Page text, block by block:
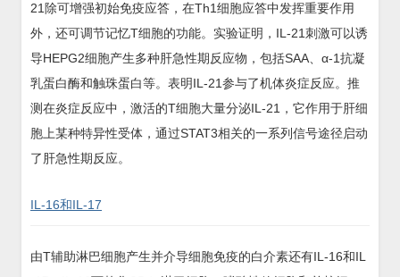
21除可增强初始免疫应答，在Th1细胞应答中发挥重要作用
外，还可调节记忆T细胞的功能。实验证明，IL-21刺激可以诱
导HEPG2细胞产生多种肝急性期反应物，包括SAA、α-1抗凝
乳蛋白酶和触珠蛋白等。表明IL-21参与了机体炎症反应。推
测在炎症反应中，激活的T细胞大量分泌IL-21，它作用于肝细
胞上某种特异性受体，通过STAT3相关的一系列信号途径启动
了肝急性期反应。
IL-16和IL-17
由T辅助淋巴细胞产生并介导细胞免疫的白介素还有IL-16和IL